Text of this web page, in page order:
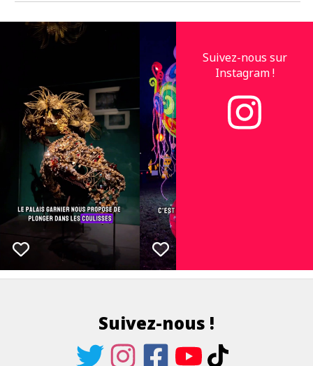
Suivez-nous sur
Instagram !
Suivez-nous !